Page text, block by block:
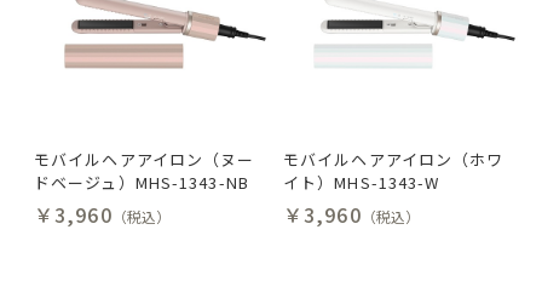
モバイルヘアアイロン（ヌー
ドベージュ）MHS-1343-NB
￥3,960 （税込）
モバイルヘアアイロン（ホワ
イト）MHS-1343-W
￥3,960 （税込）